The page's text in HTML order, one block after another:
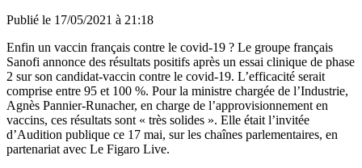
Publié le 17/05/2021 à 21:18
Enfin un vaccin français contre le covid-19 ? Le groupe français
Sanofi annonce des résultats positifs après un essai clinique de phase
2 sur son candidat-vaccin contre le covid-19. L’efficacité serait
comprise entre 95 et 100 %. Pour la ministre chargée de l’Industrie,
Agnès Pannier-Runacher, en charge de l’approvisionnement en
vaccins, ces résultats sont « très solides ». Elle était l’invitée
d’Audition publique ce 17 mai, sur les chaînes parlementaires, en
partenariat avec Le Figaro Live.